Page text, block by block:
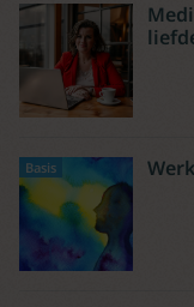
Basis